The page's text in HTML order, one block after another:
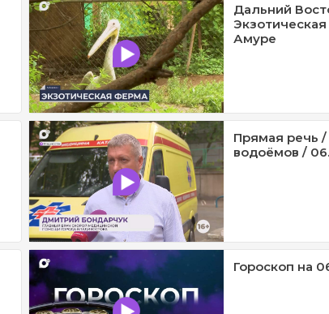
Дальний
Амуре
Прямая речь
водоёмов /
Гороскоп на